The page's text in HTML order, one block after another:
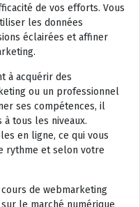
de vos efforts. Vous
les données
éclairées et affiner
à acquérir des
ou un professionnel
ses compétences, il
tous les niveaux.
en ligne, ce qui vous
rythme et selon votre
de webmarketing
le marché numérique